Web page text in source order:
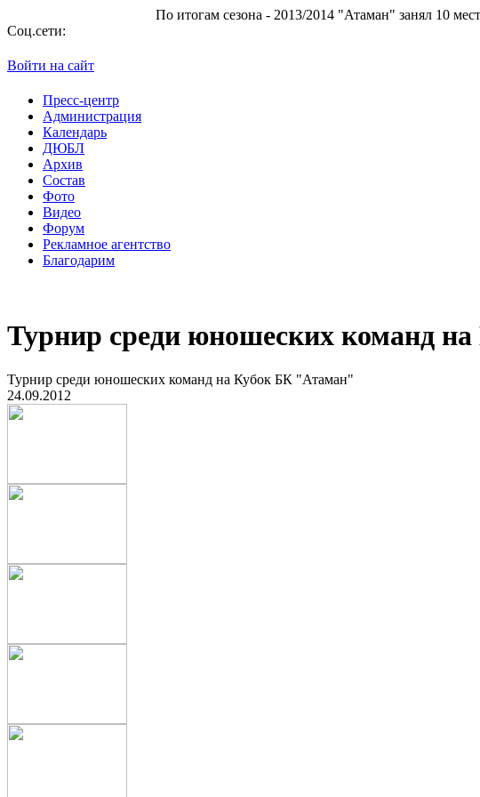
По итогам сезона - 2013/2014 "Атаман" занял 10 место в
Соц.сети:
Войти на сайт
Пресс-центр
Администрация
Календарь
ДЮБЛ
Архив
Состав
Фото
Видео
Форум
Рекламное агентство
Благодарим
Турнир среди юношеских команд
Турнир среди юношеских команд на Кубок БК "Атаман"
24.09.2012